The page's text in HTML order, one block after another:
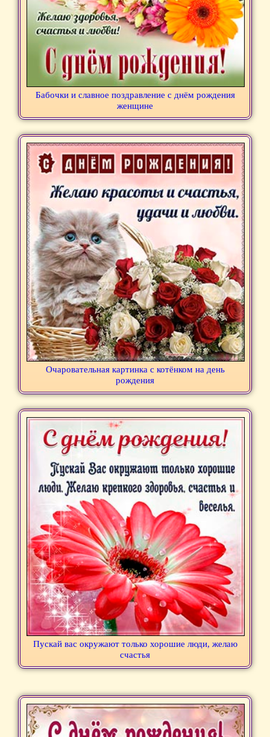
Бабочки и славное поздравление с днём рождения
женщине
Очаровательная картинка с котёнком на день
рождения
Пускай вас окружают только хорошие люди, желаю
счастья